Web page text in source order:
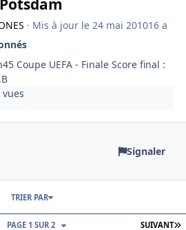
· Mis à jour le 24 mai 201016 a
Coupe UEFA - Finale Score final :
vues
Signaler
SUIVANT
PAGE 1 SUR 2
TRIER PAR